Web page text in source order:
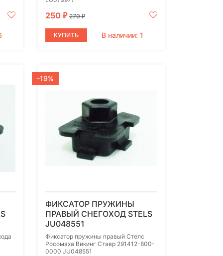
250 ₽ 270₽
КУПИТЬ В наличии: 1
-19%
ФИКСАТОР ПРУЖИНЫ
ПРАВЫЙ СНЕГОХОД STELS
JU048551
Фиксатор пружины правый Стелс
Росомаха Викинг Ставр 291412-800-
0000 JU048551